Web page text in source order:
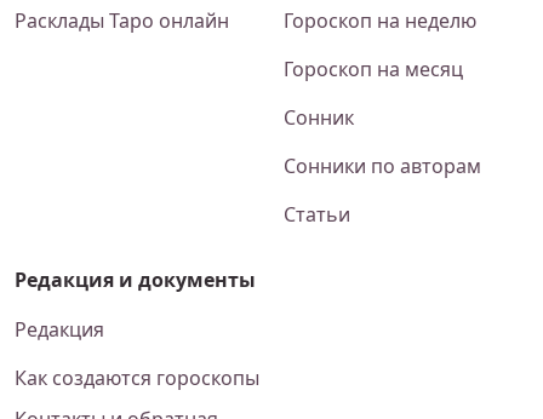
Расклады Таро онлайн
Гороскоп на неделю
Гороскоп на месяц
Сонник
Сонники по авторам
Статьи
Редакция и документы
Редакция
Как создаются гороскопы